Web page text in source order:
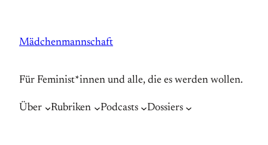
springen
Mädchenmannschaft
Für Feminist*innen und alle, die es werden wollen.
Über Rubriken Podcasts Dossiers